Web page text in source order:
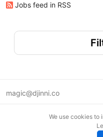
Jobs feed in RSS
magic@djinni.co
We use cookies to